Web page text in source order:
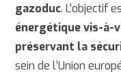
gazoduc. L’objectif
énergétique vis-à-
préservant la
sein de l’Union